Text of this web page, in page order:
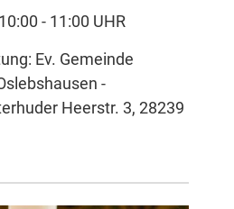
- 11:00 UHR
Ev. Gemeinde
-
Heerstr. 3, 28239